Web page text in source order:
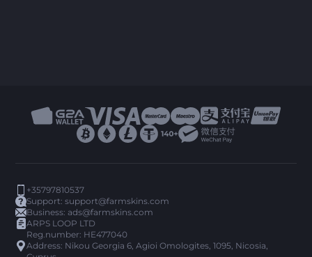
+35797810537
Support:support@farmskins.com
Business:ads@farmskins.com
ARPS LOOP LTD
Reg.number: HE477040
Address: Nikou Georgia 6, Agioi Omologites, 1095, Nicosia,